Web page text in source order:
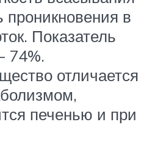
в
Показатель
74%.
отличается
печенью и при